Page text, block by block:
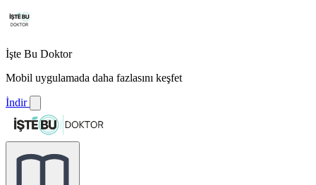
İşte Bu Doktor
Mobil uygulamada daha fazlasını keşfet
İndir